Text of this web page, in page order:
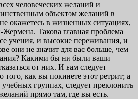
человеческих желаний и
объектом желаний в
окажетесь в жизненных ситуациях,
Жермена. Такова главная проблема
учения, и высокие переживания, и
они не значит для вас больше, чем
Какими бы ни были ваши
от них. И вам следует
того, как вы покинете этот ретрит; а
группах, следует преклонить
прямо там, где вы есть.